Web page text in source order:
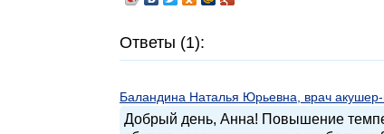
Ответы (1):
Баландина Наталья Юрьевна, врач акушер-
Добрый день, Анна! Повышение